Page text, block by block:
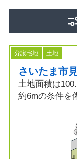
分譲宅地 土地
さいたま市
土地面積は
約6mの条件を